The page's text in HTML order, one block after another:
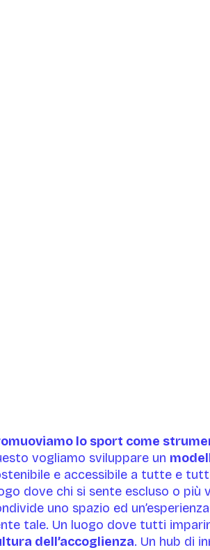
lo sport come
vogliamo sviluppare un
e accessibile a tutte e
dove chi si sente escluso o più
uno spazio ed
tale. Un luogo dove tutti
dell’accoglienza. Un hub di